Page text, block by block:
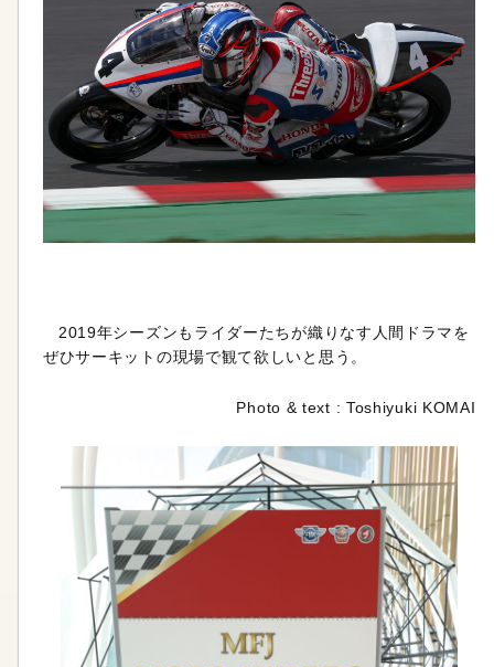
2019年シーズンもライダーたちが織りなす人間ドラマを
ぜひサーキットの現場で観て欲しいと思う。
Photo & text : Toshiyuki KOMAI